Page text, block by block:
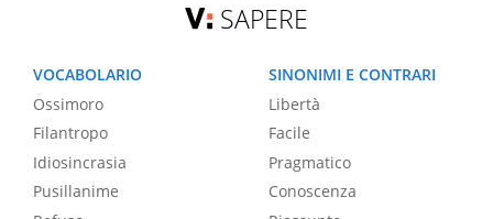
SAPERE
VOCABOLARIO
Ossimoro
Filantropo
Idiosincrasia
Pusillanime
SINONIMI E CONTRARI
Libertà
Facile
Pragmatico
Conoscenza